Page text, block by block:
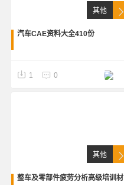
其他
汽车CAE资料大全410份
1 0
其他
整车及零部件疲劳分析高级培训材